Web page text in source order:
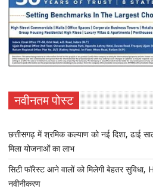
नवीनतम पोस्ट
छत्तीसगढ़ में श्रमिक कल्याण को नई दिशा, ढाई
मिला योजनाओं का लाभ
सिटी फॉरेस्ट आने वालों को मिलेगी बेहतर सुविधा,
नवीनीकरण